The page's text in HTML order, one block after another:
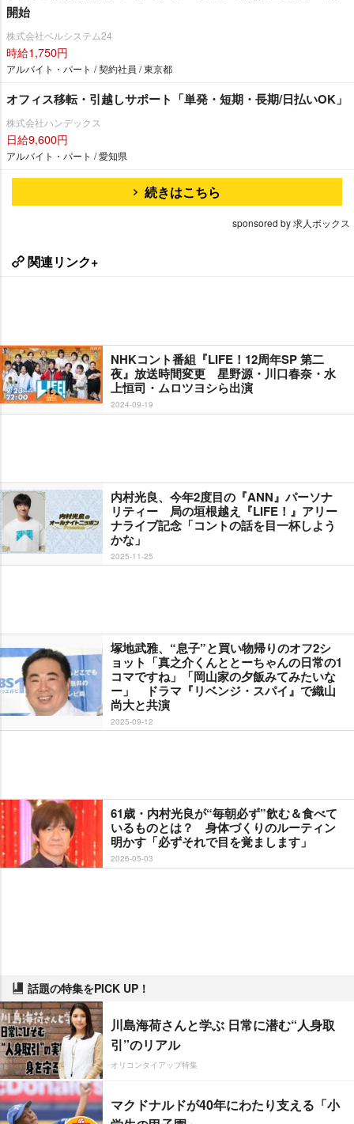
開始
株式会社ベルシステム24
時給1,750円
アルバイト・パート / 契約社員 / 東京都
オフィス移転・引越しサポート「単発・短期・長期/日払いOK」
株式会社ハンデックス
日給9,600円
アルバイト・パート / 愛知県
続きはこちら
sponsored by 求人ボックス
関連リンク+
NHKコント番組『LIFE！12周年SP 第二
夜』放送時間変更 星野源・川口春奈・水
上恒司・ムロツヨシら出演
2024-09-19
内村光良、今年2度目の『ANN』パーソナ
リティー 局の垣根越え『LIFE！』アリー
ナライブ記念「コントの話を目一杯しよう
かな」
2025-11-25
塚地武雅、“息子”と買い物帰りのオフ2シ
ョット「真之介くんととーちゃんの日常の1
コマですね」「岡山家の夕飯みてみたいな
ー」 ドラマ『リベンジ・スパイ』で織山
尚大と共演
2025-09-12
61歳・内村光良が“毎朝必ず”飲む＆食べて
いるものとは？ 身体づくりのルーティン
明かす「必ずそれで目を覚まします」
2026-05-03
話題の特集をPICK UP！
川島海荷さんと学ぶ 日常に潜む“人身取
引”のリアル
オリコンタイアップ特集
マクドナルドが40年にわたり支える「小